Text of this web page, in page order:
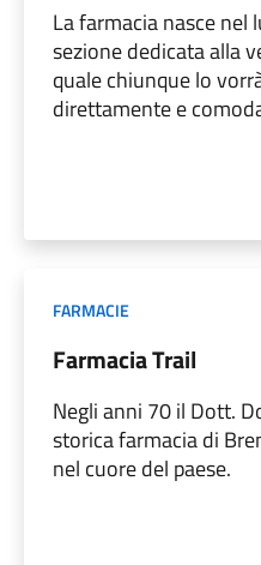
La farmacia nasce
sezione dedicata alla
quale chiunque lo
direttamente e
FARMACIE
Farmacia Trail
Negli anni 70 il Dott.
storica farmacia di
nel cuore del paese.